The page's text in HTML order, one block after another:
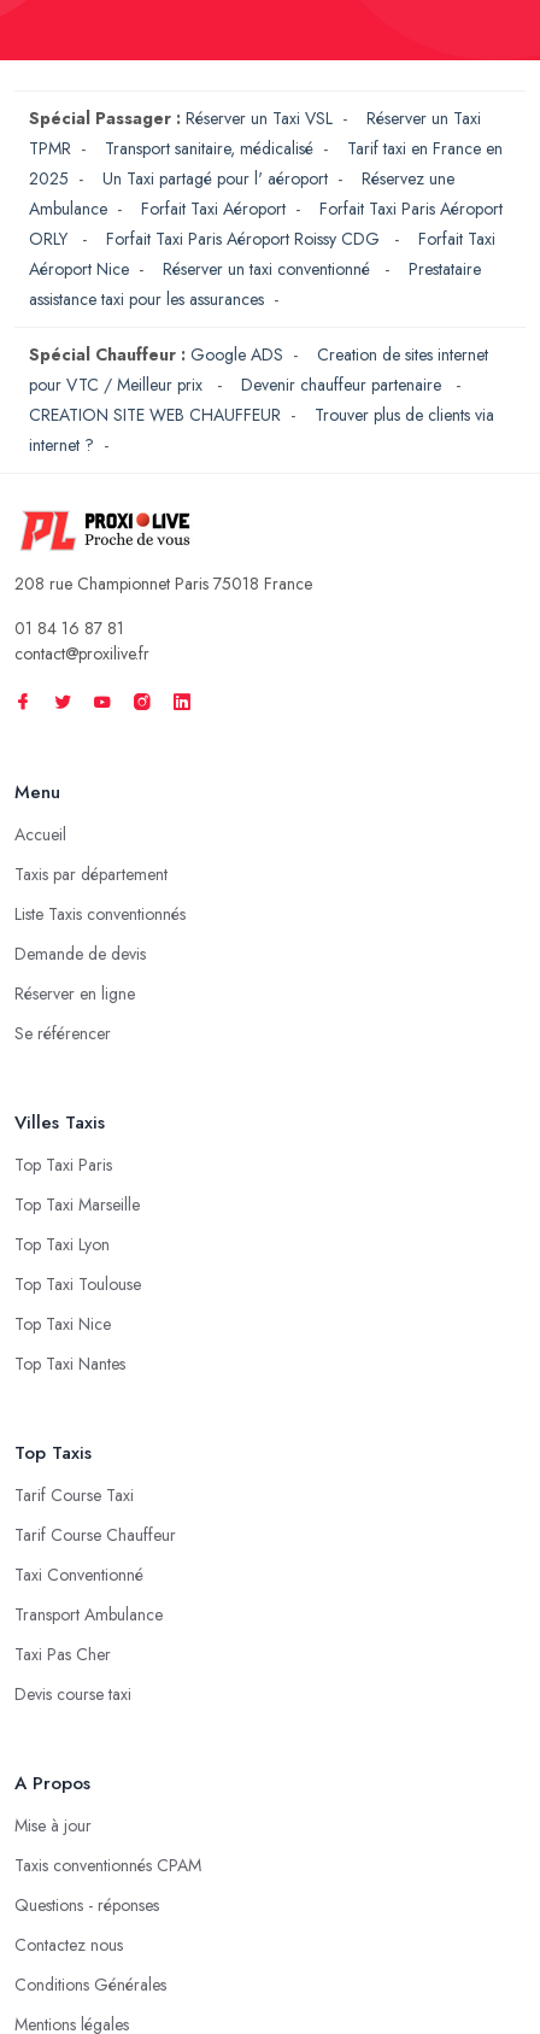
Spécial Passager : Réserver un Taxi VSL - Réserver un Taxi
TPMR - Transport sanitaire, médicalisé - Tarif taxi en France en
2025 - Un Taxi partagé pour l' aéroport - Réservez une
Ambulance - Forfait Taxi Aéroport - Forfait Taxi Paris Aéroport
ORLY
- Forfait Taxi Paris Aéroport Roissy CDG - Forfait Taxi
Aéroport Nice - Réserver un taxi conventionné - Prestataire
assistance taxi pour les assurances -
Spécial Chauffeur : Google ADS - Creation de sites internet
pour VTC / Meilleur prix
- Devenir chauffeur partenaire
-
CREATION SITE WEB CHAUFFEUR - Trouver plus de clients via
internet ? -
208 rue Championnet Paris 75018 France
01 84 16 87 81
contact@proxilive.fr
Menu
Accueil
Taxis par département
Liste Taxis conventionnés
Demande de devis
Réserver en ligne
Se référencer
Villes Taxis
Top Taxi Paris
Top Taxi Marseille
Top Taxi Lyon
Top Taxi Toulouse
Top Taxi Nice
Top Taxi Nantes
Top Taxis
Tarif Course Taxi
Tarif Course Chauffeur
Taxi Conventionné
Transport Ambulance
Taxi Pas Cher
Devis course taxi
A Propos
Mise à jour
Taxis conventionnés CPAM
Questions - réponses
Contactez nous
Conditions Générales
Mentions légales